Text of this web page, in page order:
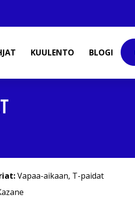
KUULENTO BLOGI
Vapaa-aikaan, T-paidat